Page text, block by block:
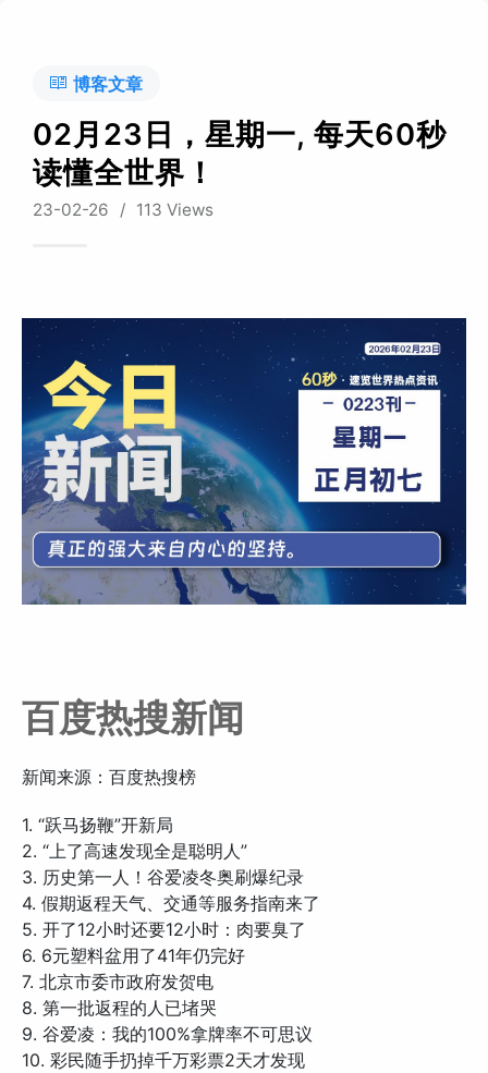
博客文章
02月23日，星期一, 每天60秒
读懂全世界！
23-02-26 / 113 Views
百度热搜新闻
新闻来源：百度热搜榜
1. “跃马扬鞭”开新局
2. “上了高速发现全是聪明人”
3. 历史第一人！谷爱凌冬奥刷爆纪录
4. 假期返程天气、交通等服务指南来了
5. 开了12小时还要12小时：肉要臭了
6. 6元塑料盆用了41年仍完好
7. 北京市委市政府发贺电
8. 第一批返程的人已堵哭
9. 谷爱凌：我的100%拿牌率不可思议
10. 彩民随手扔掉千万彩票2天才发现